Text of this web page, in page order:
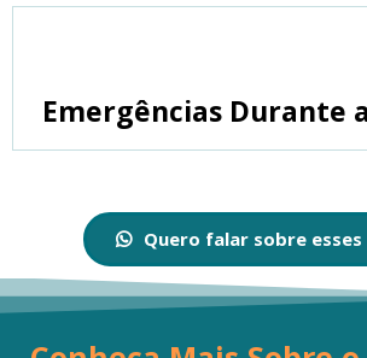
Emergências Durante
Quero falar sobre